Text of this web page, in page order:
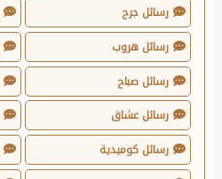
رسائل جرح
رسائل هروب
رسائل صباح
رسائل عشاق
رسائل كوميدية